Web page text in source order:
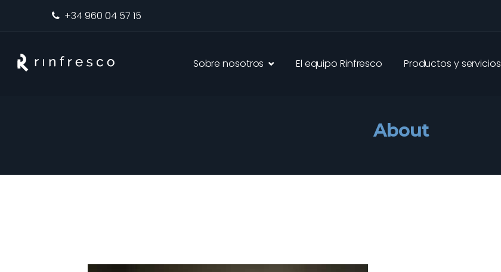
+34 960 04 57 15
Sobre nosotros El equipo Rinfresco Productos y servicios
About